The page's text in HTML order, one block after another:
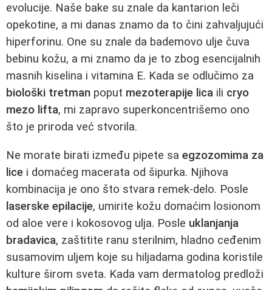
evolucije. Naše bake su znale da kantarion leči
opekotine, a mi danas znamo da to čini zahvaljujući
hiperforinu. One su znale da bademovo ulje čuva
bebinu kožu, a mi znamo da je to zbog esencijalnih
masnih kiselina i vitamina E. Kada se odlučimo za
biološki tretman poput mezoterapije lica ili cryo
mezo lifta, mi zapravo superkoncentrišemo ono
što je priroda već stvorila.
Ne morate birati između pipete sa egzozomima za
lice i domaćeg macerata od šipurka. Njihova
kombinacija je ono što stvara remek-delo. Posle
laserske epilacije, umirite kožu domaćim losionom
od aloe vere i kokosovog ulja. Posle uklanjanja
bradavica, zaštitite ranu sterilnim, hladno ceđenim
susamovim uljem koje su hiljadama godina koristile
kulture širom sveta. Kada vam dermatolog predloži